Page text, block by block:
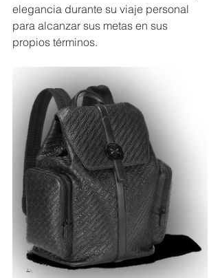
elegancia durante su viaje personal
para alcanzar sus metas en sus
propios términos.